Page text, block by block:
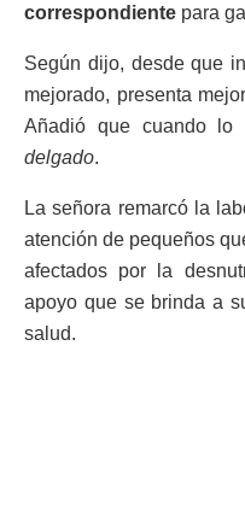
correspondiente para
Según dijo, desde que
mejorado, presenta
Añadió que cuando lo
delgado.
La señora remarcó la
atención de pequeños
afectados por la
apoyo que se brinda a
salud.